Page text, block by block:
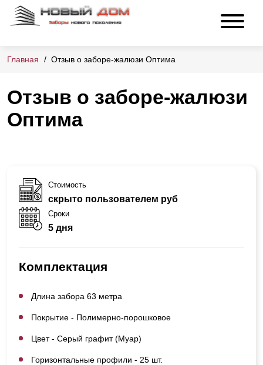
Главная Отзыв о заборе-жалюзи Оптима
Отзыв о заборе-жалюзи
Оптима
Стоимость
скрыто пользователем руб
Сроки
5 дня
Комплектация
Длина забора 63 метра
Покрытие - Полимерно-порошковое
Цвет - Серый графит (Муар)
Горизонтальные профили - 25 шт.